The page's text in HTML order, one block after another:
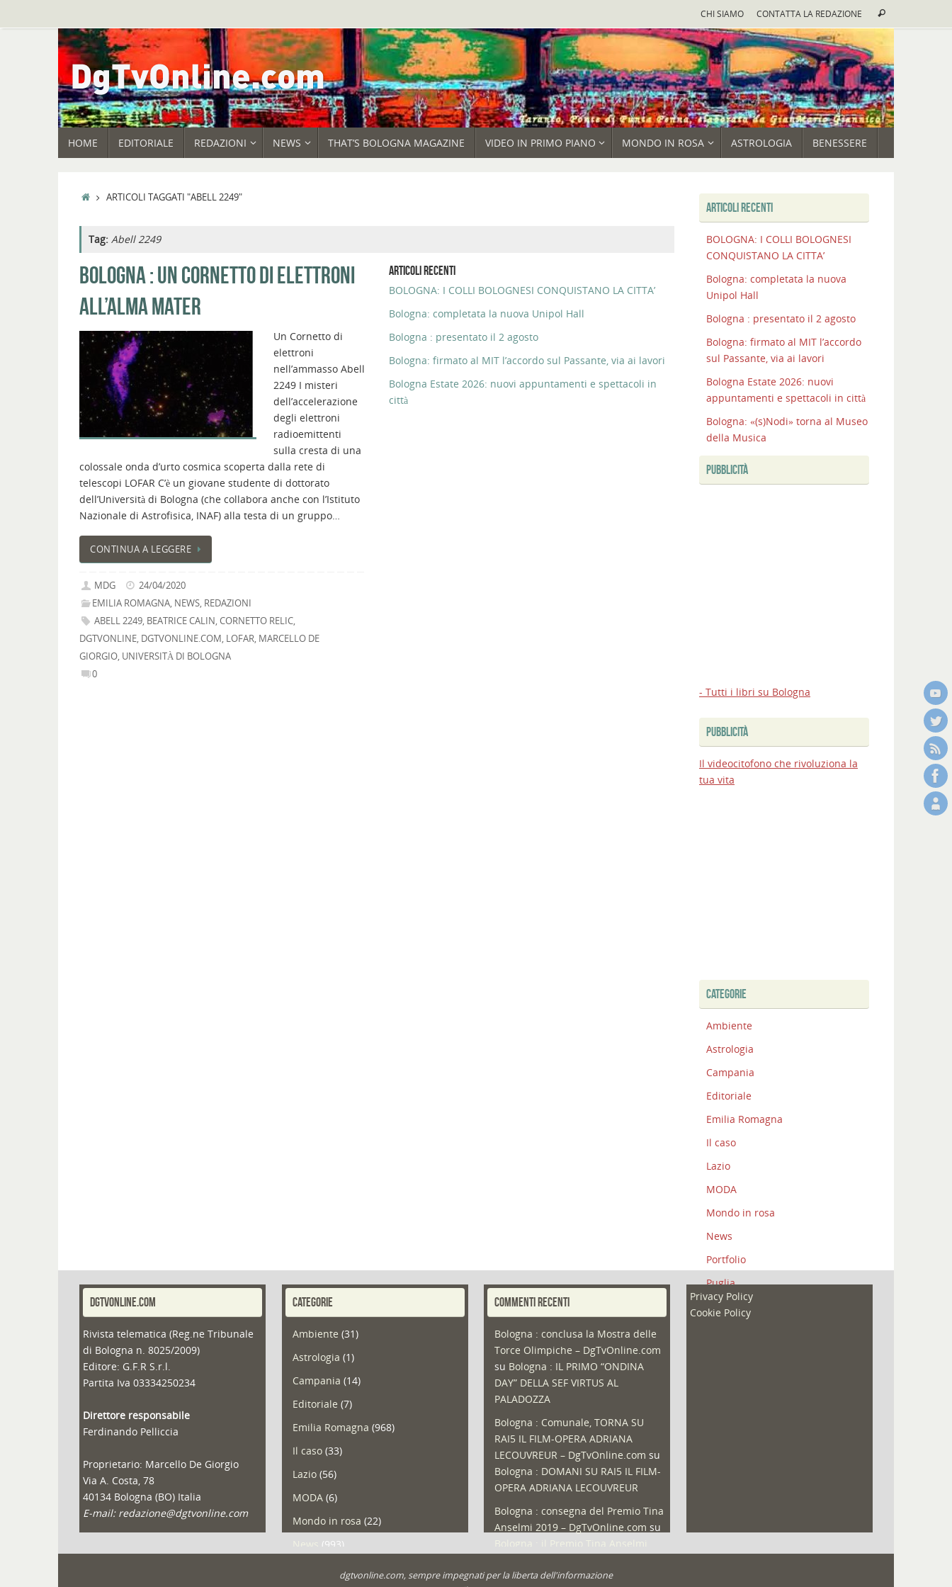
CHI SIAMO CONTATTA LA REDAZIONE Cerca
HOME EDITORIALE REDAZIONI NEWS THAT’S BOLOGNA MAGAZINE VIDEO IN PRIMO PIANO MONDO IN ROSA ASTROLOGIA BENESSERE
HOMEARTICOLI TAGGATI "ABELL 2249"
Tag: Abell 2249
BOLOGNA : UN CORNETTO DI ELETTRONI
ALL’ALMA MATER
Un Cornetto di
elettroni
nell’ammasso Abell
2249 I misteri
dell’accelerazione
degli elettroni
radioemittenti
sulla cresta di una
colossale onda d’urto cosmica scoperta dalla rete di
telescopi LOFAR C’è un giovane studente di dottorato
dell’Università di Bologna (che collabora anche con l’Istituto
Nazionale di Astrofisica, INAF) alla testa di un gruppo…
CONTINUA A LEGGERE
MDG
24/04/2020
EMILIA ROMAGNA, NEWS, REDAZIONI
ABELL 2249, BEATRICE CALIN,CORNETTO RELIC,
DGTVONLINE, DGTVONLINE.COM, LOFAR, MARCELLO DE
GIORGIO, UNIVERSITÀ DI BOLOGNA
0
ARTICOLI RECENTI
BOLOGNA: I COLLI BOLOGNESI CONQUISTANO LA CITTA’
Bologna: completata la nuova Unipol Hall
Bologna : presentato il 2 agosto
Bologna: firmato al MIT l’accordo sul Passante, via ai lavori
Bologna Estate 2026: nuovi appuntamenti e spettacoli in
città
ARTICOLI RECENTI
BOLOGNA: I COLLI BOLOGNESI
CONQUISTANO LA CITTA’
Bologna: completata la nuova
Unipol Hall
Bologna : presentato il 2 agosto
Bologna: firmato al MIT l’accordo
sul Passante, via ai lavori
Bologna Estate 2026: nuovi
appuntamenti e spettacoli in città
Bologna: «(s)Nodi» torna al Museo
della Musica
PUBBLICITÀ
- Tutti i libri su Bologna
PUBBLICITÀ
Il videocitofono che rivoluziona la
tua vita
CATEGORIE
Ambiente
Astrologia
Campania
Editoriale
Emilia Romagna
Il caso
Lazio
MODA
Mondo in rosa
News
Portfolio
Puglia
Redazioni
DGTVONLINE.COM
Rivista telematica (Reg.ne Tribunale
di Bologna n. 8025/2009)
Editore: G.F.R S.r.l.
Partita Iva 03334250234
Direttore responsabile
Ferdinando Pelliccia
Proprietario: Marcello De Giorgio
Via A. Costa, 78
40134 Bologna (BO) Italia
E-mail: redazione@dgtvonline.com
CATEGORIE
Ambiente (31)
Astrologia (1)
Campania (14)
Editoriale (7)
Emilia Romagna (968)
Il caso(33)
Lazio(56)
MODA(6)
Mondo in rosa (22)
(993)
COMMENTI RECENTI
Bologna : conclusa la Mostra delle
Torce Olimpiche – DgTvOnline.com
su Bologna : IL PRIMO “ONDINA
DAY” DELLA SEF VIRTUS AL
PALADOZZA
Bologna : Comunale, TORNA SU
RAI5 IL FILM-OPERA ADRIANA
LECOUVREUR – DgTvOnline.com su
Bologna : DOMANI SU RAI5 IL FILM-
OPERA ADRIANA LECOUVREUR
Bologna : consegna del Premio Tina
Anselmi 2019 – DgTvOnline.com su
Privacy Policy
Cookie Policy
dgtvonline.com, sempre impegnati per la liberta dell'informazione